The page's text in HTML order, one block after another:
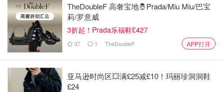
TheDoubleF 高奢宝地🤴Prada/Miu Miu/巴宝
莉/罗意威
3折起！Prada乐福鞋£427
37 1 TheDoubleF APP打开
亚马逊时尚区💥满£25减£10！玛丽珍洞洞鞋
£24